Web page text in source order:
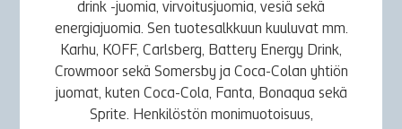
drink -juomia, virvoitusjuomia, vesiä sekä
energiajuomia. Sen tuotesalkkuun kuuluvat mm.
Karhu, KOFF, Carlsberg, Battery Energy Drink,
Crowmoor sekä Somersby ja Coca-Colan yhtiön
juomat, kuten Coca-Cola, Fanta, Bonaqua sekä
Sprite. Henkilöstön monimuotoisuus,